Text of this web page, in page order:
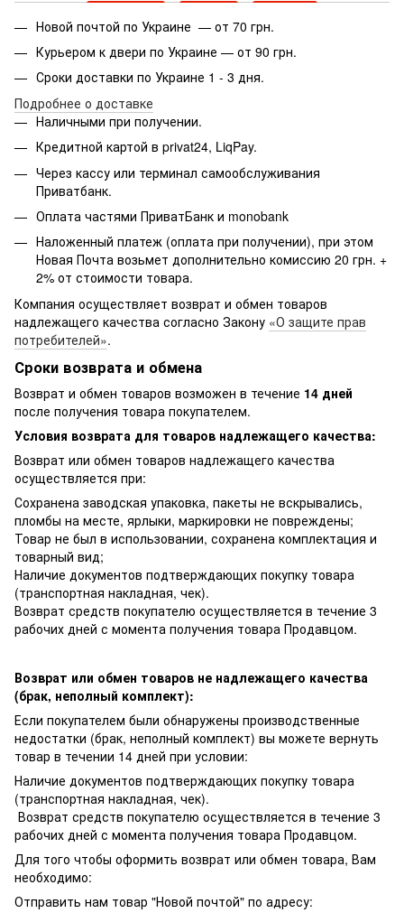
Новой почтой по Украине — от 70 грн.
Курьером к двери по Украине — от 90 грн.
Сроки доставки по Украине 1 - 3 дня.
Подробнее о доставке
Наличными при получении.
Кредитной картой в privat24, LiqPay.
Через кассу или терминал самообслуживания
Приватбанк.
Оплата частями ПриватБанк и monobank
Наложенный платеж (оплата при получении), при этом
Новая Почта возьмет дополнительно комиссию 20 грн. +
2% от стоимости товара.
Компания осуществляет возврат и обмен товаров
надлежащего качества согласно Закону «О защите прав
потребителей».
Сроки возврата и обмена
Возврат и обмен товаров возможен в течение 14 дней
после получения товара покупателем.
Условия возврата для товаров надлежащего качества:
Возврат или обмен товаров надлежащего качества
осуществляется при:
Сохранена заводская упаковка, пакеты не вскрывались,
пломбы на месте, ярлыки, маркировки не повреждены;
Товар не был в использовании, сохранена комплектация и
товарный вид;
Наличие документов подтверждающих покупку товара
(транспортная накладная, чек).
Возврат средств покупателю осуществляется в течение 3
рабочих дней с момента получения товара Продавцом.
Возврат или обмен товаров не надлежащего качества
(брак, неполный комплект):
Если покупателем были обнаружены производственные
недостатки (брак, неполный комплект) вы можете вернуть
товар в течении 14 дней при условии:
Наличие документов подтверждающих покупку товара
(транспортная накладная, чек).
Возврат средств покупателю осуществляется в течение 3
рабочих дней с момента получения товара Продавцом.
Для того чтобы оформить возврат или обмен товара, Вам
необходимо:
Отправить нам товар "Новой почтой" по адресу: